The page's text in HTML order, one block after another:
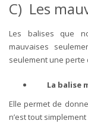
C) Les
Les balises que
mauvaises
seulement une perte
La balise
Elle permet de
n’est tout